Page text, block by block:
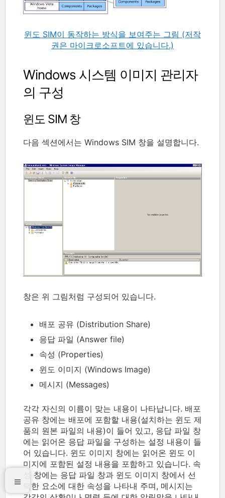
윈도 SIM이 동작하는 방식을 보여주는 그림 (저작
권은 마이크로소프트에 있습니다.)
Windows 시스템 이미지 관리자
의 구성
윈도 SIM 창
다음 섹션에서는 Windows SIM 창을 설명합니다.
창은 위 그림처럼 구성되어 있습니다.
배포 공유 (Distribution Share)
응답 파일 (Answer file)
속성 (Properties)
윈도 이미지 (Windows Image)
메시지 (Messages)
각각 자신의 이름이 맞는 내용이 나타납니다. 배포
공유 창에는 배포에 포함할 내용(설치하는 윈도 제
품의 원본 파일의 내용)이 들어 있고, 응답 파일 창
에는 읽어온 응답 파일을 구성하는 설정 내용이 들
어 있습니다. 윈도 이미지 창에는 읽어온 윈도 이
미지에 포함된 설정 내용을 포함하고 있습니다. 속
성 창에는 응답 파일 창과 윈도 이미지 창에서 선
택한 요소에 대한 속성을 나타내 주며, 메시지는